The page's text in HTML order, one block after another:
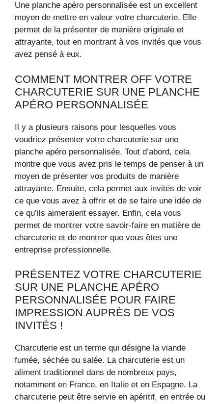
Une planche apéro personnalisée est un excellent
moyen de mettre en valeur votre charcuterie. Elle
permet de la présenter de manière originale et
attrayante, tout en montrant à vos invités que vous
avez pensé à eux.
COMMENT MONTRER OFF VOTRE
CHARCUTERIE SUR UNE PLANCHE
APÉRO PERSONNALISÉE
Il y a plusieurs raisons pour lesquelles vous
voudriez présenter votre charcuterie sur une
planche apéro personnalisée. Tout d’abord, cela
montre que vous avez pris le temps de penser à un
moyen de présenter vos produits de manière
attrayante. Ensuite, cela permet aux invités de voir
ce que vous avez à offrir et de se faire une idée de
ce qu’ils aimeraient essayer. Enfin, cela vous
permet de montrer votre savoir-faire en matière de
charcuterie et de montrer que vous êtes une
entreprise professionnelle.
PRÉSENTEZ VOTRE CHARCUTERIE
SUR UNE PLANCHE APÉRO
PERSONNALISÉE POUR FAIRE
IMPRESSION AUPRÈS DE VOS
INVITÉS !
Charcuterie est un terme qui désigne la viande
fumée, séchée ou salée. La charcuterie est un
aliment traditionnel dans de nombreux pays,
notamment en France, en Italie et en Espagne. La
charcuterie peut être servie en apéritif, en entrée ou